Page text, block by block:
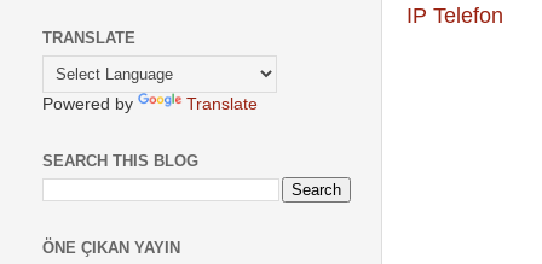
IP Telefon
TRANSLATE
Powered by Translate
SEARCH THIS BLOG
ÖNE ÇIKAN YAYIN